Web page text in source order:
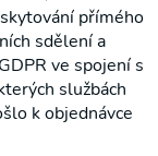
přímého
sdělení a
ve spojení s
službách
k objednávce